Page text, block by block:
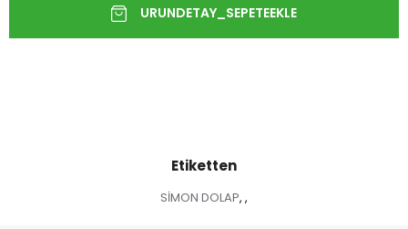
Etiketten
SİMON DOLAP, ,